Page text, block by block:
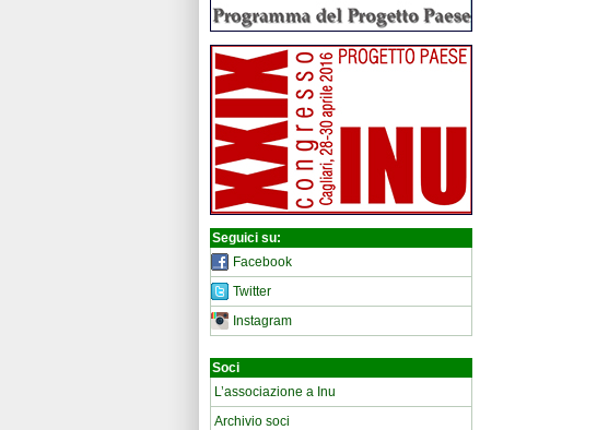
Seguici su:
Facebook
Twitter
Instagram
Soci
L’associazione a Inu
Archivio soci